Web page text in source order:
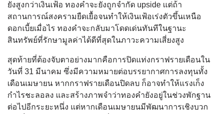
ยังสูงกว่าเงินเฟ้อ ทองคำจะยังถูกจำกัด upside แต่ถ้า
สถานการณ์สงครามยืดเยื้อจนทำให้เงินเฟ้อเร่งตัวขึ้นเหนือ
ดอกเบี้ยเมื่อไร ทองคำจะกลับมาโดดเด่นทันทีในฐานะ
สินทรัพย์ที่รักษามูลค่าได้ดีที่สุดในภาวะความเสี่ยงสูง
สุดท้ายที่ต้องจับตาอย่างมากคือการปิดแท่งกราฟรายเดือนใน
วันที่ 31 มีนาคม ซึ่งมีความหมายต่อบรรยากาศการลงทุนทั้ง
เดือนเมษายน หากกราฟรายเดือนปิดลบ ก็อาจทำให้แรงเก็ง
กำไรชะลอลง และสร้างภาพจำว่าทองคำยังอยู่ในช่วงพักฐาน
ต่อไปอีกระยะหนึ่ง แต่หากเดือนเมษายนมีพัฒนาการเชิงบวก